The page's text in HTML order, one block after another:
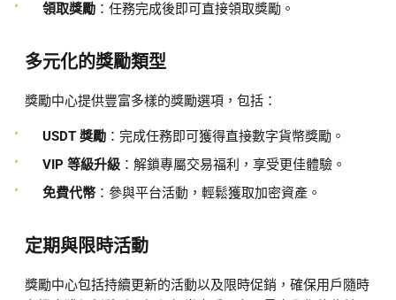
領取獎勵 ：任務完成後即可直接領取獎勵。
多元化的獎勵類型
獎勵中心提供豐富多樣的獎勵選項，包括：
USDT 獎勵 ：完成任務即可獲得直接數字貨幣獎勵。
VIP 等級升級 ：解鎖專屬交易福利，享受更佳體驗。
免費代幣 ：參與平台活動，輕鬆獲取加密資產。
定期與限時活動
獎勵中心包括持續更新的活動以及限時促銷，確保用戶隨時